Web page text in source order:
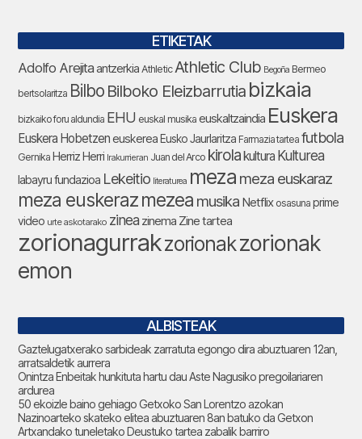
ETIKETAK
Adolfo Arejitaantzerkia Athletic Athletic Club Begoña Bermeo
bertsolaritza Bilbo Bilboko Eleizbarrutia bizkaia
bizkaiko foru aldundia EHU euskal musika euskaltzaindia Euskera
Euskera Hobetzeneuskerea Eusko Jaurlaritza Farmazia tartea futbola
Gernika Herriz Herri Irakurrieran Juan del Arco kirolakultura Kulturea
labayru fundazioa Lekeitio literaturea meza meza euskaraz
meza euskerazmezea musika Netflix osasuna prime
video urte askotarako zinea zinema Zine tartea
zorionagurrakzorionakzorionak
emon
ALBISTEAK
Gaztelugatxerako sarbideak zarratuta egongo dira abuztuaren 12an,
arratsaldetik aurrera
Onintza Enbeitak hunkituta hartu dau Aste Nagusiko pregoilariaren
ardurea
50 ekoizle baino gehiago Getxoko San Lorentzo azokan
Nazinoarteko skateko elitea abuztuaren 8an batuko da Getxon
Artxandako tuneletako Deustuko tartea zabalik barriro